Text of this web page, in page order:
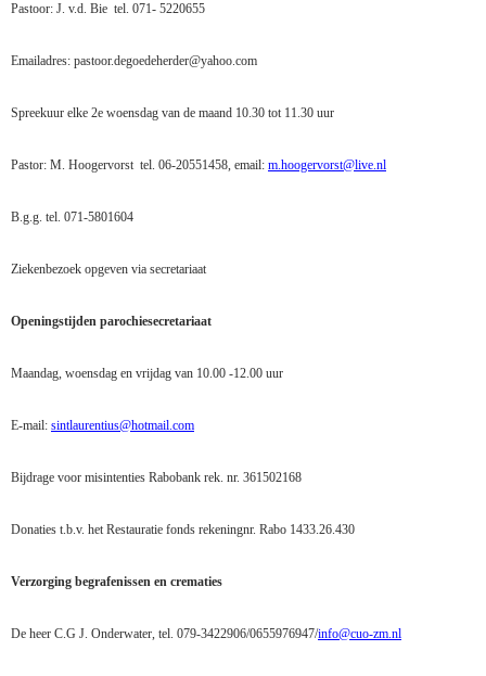
Pastoor: J. v.d. Bie tel. 071- 5220655
Emailadres: pastoor.degoedeherder@yahoo.com
Spreekuur elke 2e woensdag van de maand 10.30 tot 11.30 uur
Pastor: M. Hoogervorst tel. 06-20551458, email: m.hoogervorst@live.nl
B.g.g. tel. 071-5801604
Ziekenbezoek opgeven via secretariaat
Openingstijden parochiesecretariaat
Maandag, woensdag en vrijdag van 10.00 -12.00 uur
E-mail: sintlaurentius@hotmail.com
Bijdrage voor misintenties Rabobank rek. nr. 361502168
Donaties t.b.v. het Restauratie fonds rekeningnr. Rabo 1433.26.430
Verzorging begrafenissen en crematies
De heer C.G J. Onderwater, tel. 079-3422906/0655976947/info@cuo-zm.nl